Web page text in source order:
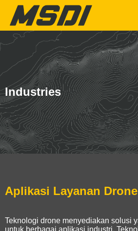
Industries
Aplikasi Layanan
Teknologi drone menyediakan solusi
untuk berbagai aplikasi industri.